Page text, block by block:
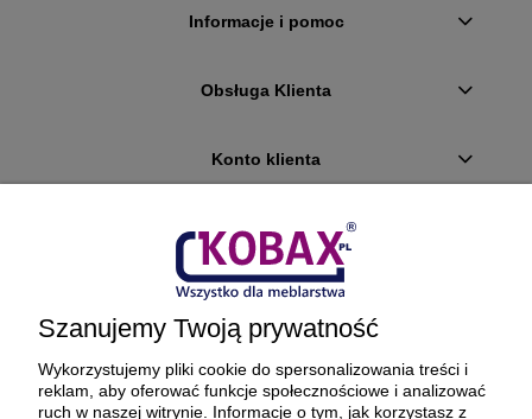
Informacje i pomoc
Obsługa Klienta
Konto klienta
Płatności i dostawa
Ciekawostki
O firmie
Szanujemy Twoją prywatność
Wykorzystujemy pliki cookie do spersonalizowania treści i
reklam, aby oferować funkcje społecznościowe i analizować
ruch w naszej witrynie. Informacje o tym, jak korzystasz z